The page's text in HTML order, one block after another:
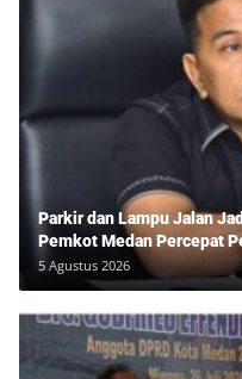
Parkir dan Lampu Jalan
Pemkot Medan Percepat
5 Agustus 2026